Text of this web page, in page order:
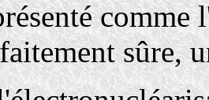
comme
sûre,